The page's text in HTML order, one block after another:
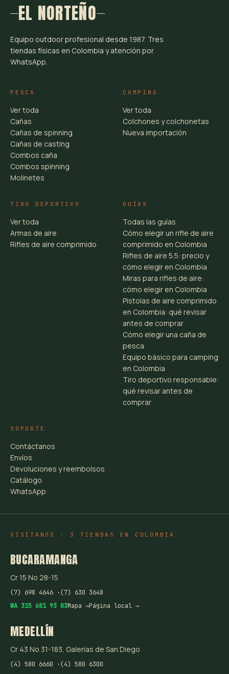
EL NORTEÑO
Equipo outdoor profesional desde 1987. Tres
tiendas físicas en Colombia y atención por
WhatsApp.
PESCA
Ver toda
Cañas
Cañas de spinning
Cañas de casting
Combos caña
Combos spinning
Molinetes
CAMPING
Ver toda
Colchones y colchonetas
Nueva importación
TIRO DEPORTIVO
Ver toda
Armas de aire
Rifles de aire comprimido
GUÍAS
Todas las guías
Cómo elegir un rifle de aire
comprimido en Colombia
Rifles de aire 5.5: precio y
cómo elegir en Colombia
Miras para rifles de aire:
cómo elegir en Colombia
Pistolas de aire comprimido
en Colombia: qué revisar
antes de comprar
Cómo elegir una caña de
pesca
Equipo básico para camping
en Colombia
Tiro deportivo responsable:
qué revisar antes de
comprar
SOPORTE
Contáctanos
Envíos
Devoluciones y reembolsos
Catálogo
WhatsApp
VISÍTANOS · 3 TIENDAS EN COLOMBIA
BUCARAMANGA
Cr 15 No 28-15
(7) 698 4646 ·(7) 630 3648
WA 315 681 93 03Mapa →Página local →
MEDELLÍN
Cr 43 No 31-183, Galerías de San Diego
(4) 580 6660 ·(4) 580 6300